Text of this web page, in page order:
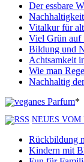
Der essbare
Vitalkur für
Viel Grün auf
Bildung und
Achtsamkeit
Wie man
Nachhaltig
*
NEUES
Rückbildung
Kindern mit